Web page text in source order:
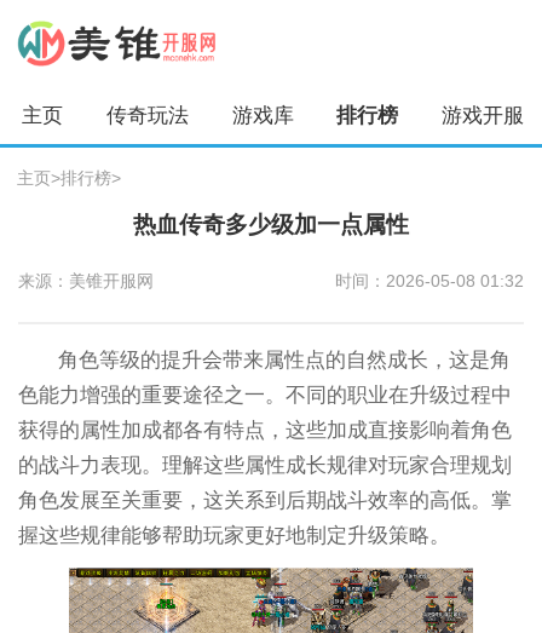
主页 传奇玩法 游戏库 排行榜 游戏开服
主页>排行榜>
热血传奇多少级加一点属性
来源：美锥开服网 时间：2026-05-08 01:32
角色等级的提升会带来属性点的自然成长，这是角
色能力增强的重要途径之一。不同的职业在升级过程中
获得的属性加成都各有特点，这些加成直接影响着角色
的战斗力表现。理解这些属性成长规律对玩家合理规划
角色发展至关重要，这关系到后期战斗效率的高低。掌
握这些规律能够帮助玩家更好地制定升级策略。